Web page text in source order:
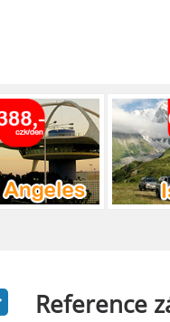
Reference